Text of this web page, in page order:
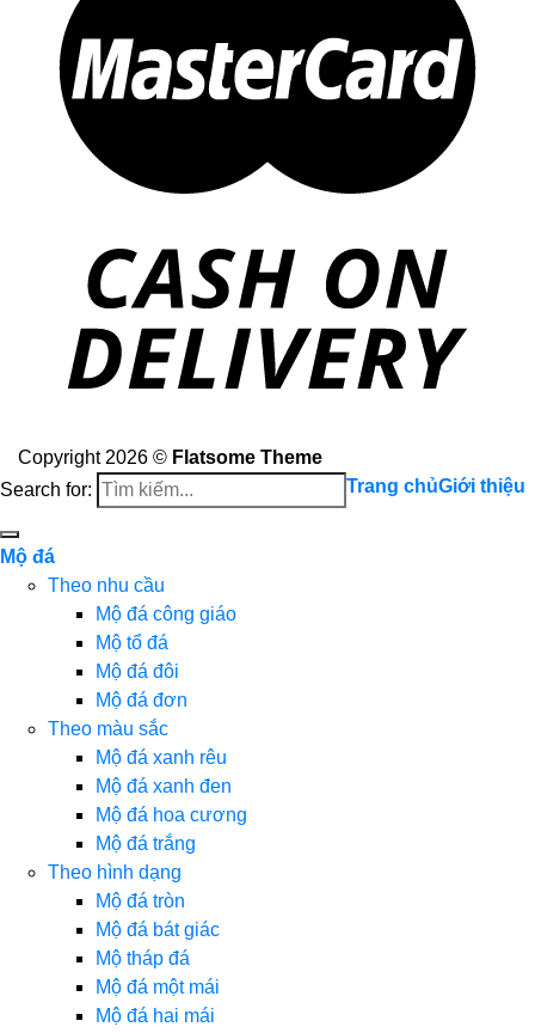
Copyright 2026 © Flatsome Theme
Search for:
Trang chủGiới thiệu
Mộ đá
Theo nhu cầu
Mộ đá công giáo
Mộ tổ đá
Mộ đá đôi
Mộ đá đơn
Theo màu sắc
Mộ đá xanh rêu
Mộ đá xanh đen
Mộ đá hoa cương
Mộ đá trắng
Theo hình dạng
Mộ đá tròn
Mộ đá bát giác
Mộ tháp đá
Mộ đá một mái
Mộ đá hai mái